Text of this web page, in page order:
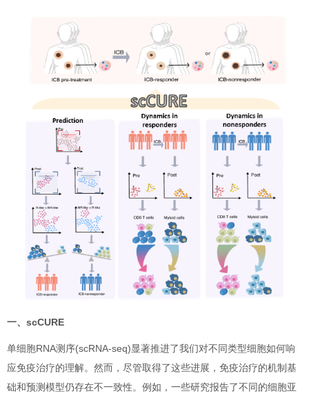
一、scCURE
单细胞RNA测序(scRNA-seq)显著推进了我们对不同类型细胞如何响
应免疫治疗的理解。然而，尽管取得了这些进展，免疫治疗的机制基
础和预测模型仍存在不一致性。例如，一些研究报告了不同的细胞亚